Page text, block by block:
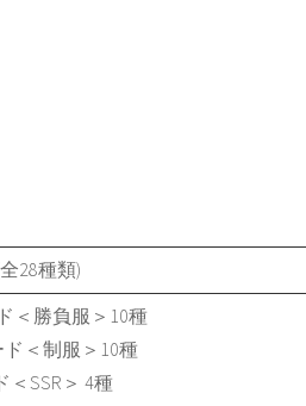
28種類)
＜勝負服＞10種
＜制服＞10種
SSR＞ 4種